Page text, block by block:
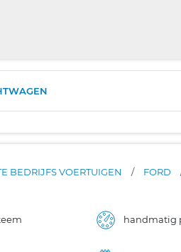
BEDRIJFS VOERTUIGEN / FORD
handmatig